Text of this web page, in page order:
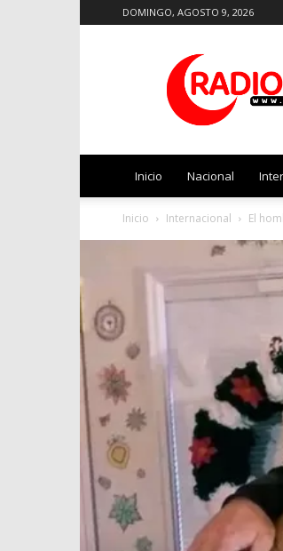
DOMINGO, AGOSTO 9, 2026
Inicio Nacional
Inicio Internacional El